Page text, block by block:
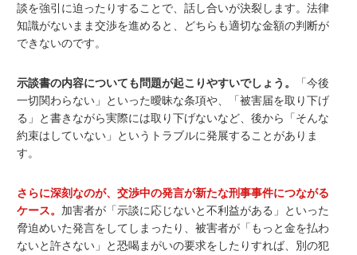
談を強引に迫ったりすることで、話し合いが決裂します。法律
知識がないまま交渉を進めると、どちらも適切な金額の判断が
できないのです。
示談書の内容についても問題が起こりやすいでしょう。
「今後
一切関わらない」といった曖昧な条項や、「被害届を取り下げ
る」と書きながら実際には取り下げないなど、後から「そんな
約束はしていない」というトラブルに発展することがありま
す。
さらに深刻なのが、交渉中の発言が新たな刑事事件につながる
ケース。 加害者が「示談に応じないと不利益がある」といった
脅迫めいた発言をしてしまったり、被害者が「もっと金を払わ
ないと許さない」と恐喝まがいの要求をしたりすれば、別の犯